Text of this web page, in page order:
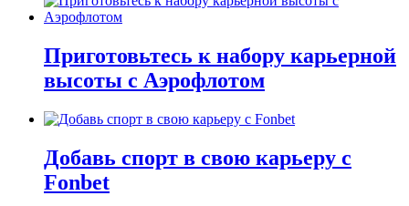
Приготовьтесь к набору карьерной
высоты с Аэрофлотом
Добавь спорт в свою карьеру с
Fonbet